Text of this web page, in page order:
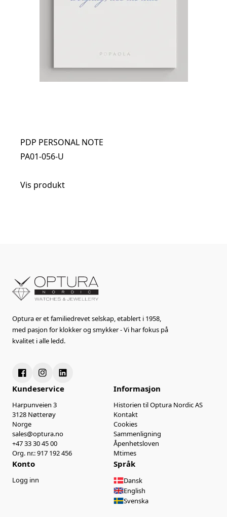
PDP PERSONAL NOTE
PA01-056-U
Vis produkt
Optura er et familiedrevet selskap, etablert i 1958,
med pasjon for klokker og smykker - Vi har fokus på
kvalitet i alle ledd.
Kundeservice
Harpunveien 3
3128 Nøtterøy
Norge
sales@optura.no
+47 33 30 45 00
Org. nr.: 917 192 456
Informasjon
Historien til Optura Nordic AS
Kontakt
Cookies
Sammenligning
Åpenhetsloven
Mtimes
Konto
Logg inn
Språk
Dansk
English
Svenska